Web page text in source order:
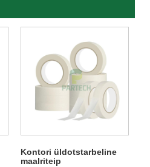
Kontori üldotstarbeline
maalriteip